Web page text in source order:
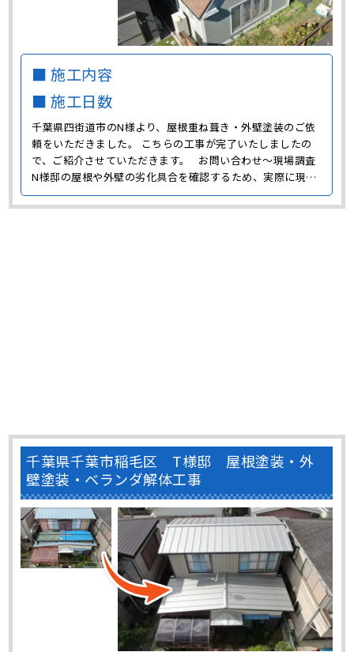
■ 施工内容
■ 施工日数
千葉県四街道市のN様より、屋根重ね葺き・外壁塗装のご依
頼をいただきました。 こちらの工事が完了いたしましたの
で、ご紹介させていただきます。 お問い合わせ～現場調査
N様邸の屋根や外壁の劣化具合を確認するため、実際に現場
に伺い点検をおこないました。 白色の外壁には目立った黒
い汚れが付着していました。 黒い汚れの原因は雨だれによ
千葉県千葉市稲毛区 T様邸 屋根塗装・外
壁塗装・ベランダ解体工事